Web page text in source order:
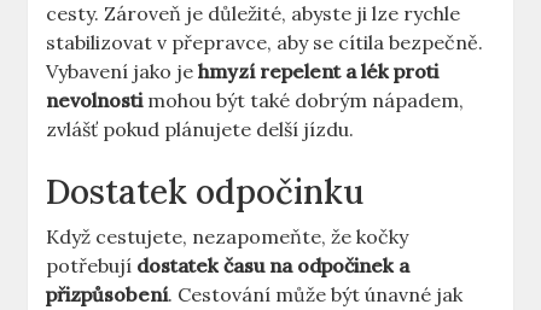
cesty. Zároveň je důležité, abyste ji lze rychle
stabilizovat v přepravce, aby se cítila bezpečně.
Vybavení jako jehmyzí repelent a lék proti
nevolnostimohou být také dobrým nápadem,
zvlášť pokud plánujete delší jízdu.
Dostatek odpočinku
Když cestujete, nezapomeňte, že kočky
potřebují dostatek času na odpočinek a
přizpůsobení. Cestování může být únavné jak